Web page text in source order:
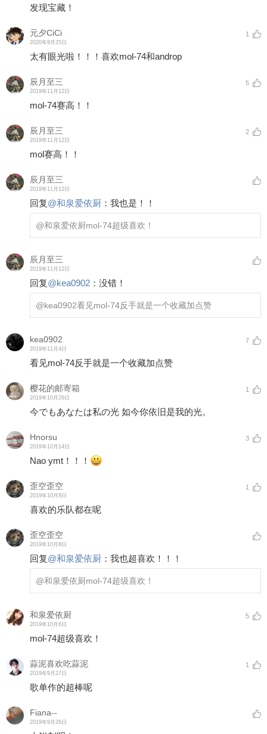
发现宝藏！
元夕CiCi
2020年9月25日
1
太有眼光啦！！！喜欢mol-74和androp
辰月至三
2019年11月12日
5
mol-74赛高！！
辰月至三
2019年11月12日
2
mol赛高！！
辰月至三
2019年11月12日
回复@和泉爱依厨 ： 我也是！！
@和泉爱依厨mol-74超级喜欢！
辰月至三
2019年11月12日
回复@kea0902 ： 没错！
@kea0902看见mol-74反手就是一个收藏加点赞
kea0902
2019年11月4日
7
看见mol-74反手就是一个收藏加点赞
樱花的邮寄箱
2019年10月29日
1
今でもあなたは私の光 如今你依旧是我的光。
Hnorsu
2019年10月14日
3
Nao ymt！！！
歪空歪空
2019年10月8日
1
喜欢的乐队都在呢
歪空歪空
2019年10月8日
回复@和泉爱依厨 ： 我也超喜欢！！！
@和泉爱依厨mol-74超级喜欢！
和泉爱依厨
2019年10月6日
5
mol-74超级喜欢！
蒜泥喜欢吃蒜泥
2019年9月27日
1
歌单作的超棒呢
Fiana--
2019年9月26日